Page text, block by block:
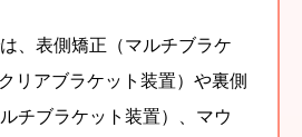
、表側矯正（マルチブラケ
リアブラケット装置）や裏側
チブラケット装置）、マウ